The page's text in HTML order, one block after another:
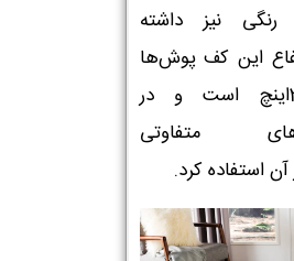
نیز داشته
این کف پوش‌ها
معمولاً 2اینچ است و در
متفاوتی
استفاده کرد.